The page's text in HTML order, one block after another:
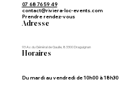
07 68 76 59 49
contact@riviera-loc-events.com
Prendre rendez-vous
Adresse
93 Av. du Général de Gaulle, 83300 Draguignan
Horaires
Du mardi au vendredi de 10h00 à 18h30